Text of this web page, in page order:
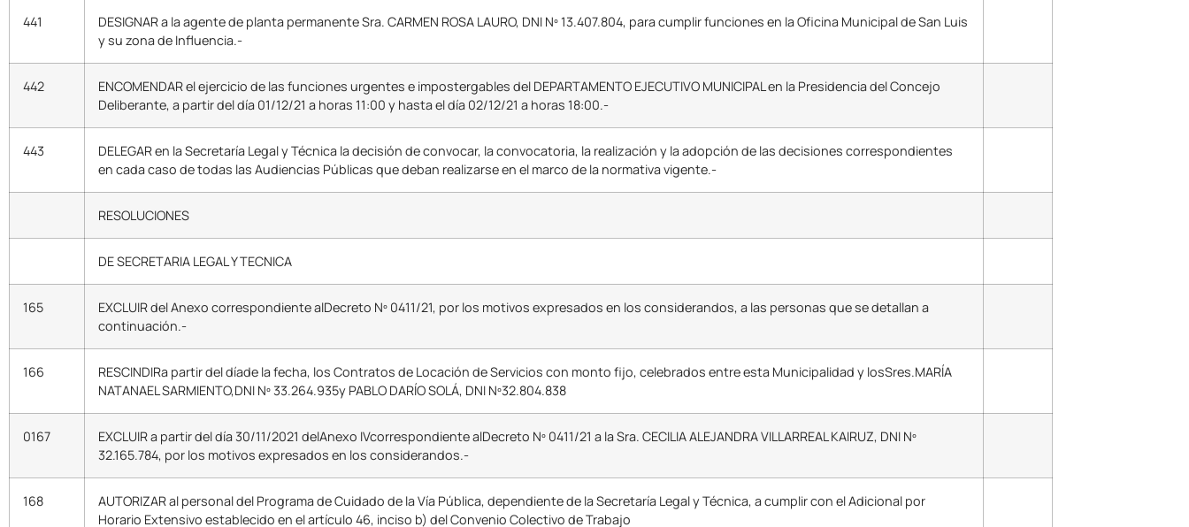
441
DESIGNAR a la agente de planta permanente Sra. CARMEN ROSA LAURO, DNI Nº 13.407.804, para cumplir funciones en la Oficina Municipal de San Luis
y su zona de Influencia.-
442
ENCOMENDAR el ejercicio de las funciones urgentes e impostergables del DEPARTAMENTO EJECUTIVO MUNICIPAL en la Presidencia del Concejo
Deliberante, a partir del día 01/12/21 a horas 11:00 y hasta el día 02/12/21 a horas 18:00.-
443
DELEGAR en la Secretaría Legal y Técnica la decisión de convocar, la convocatoria, la realización y la adopción de las decisiones correspondientes
en cada caso de todas las Audiencias Públicas que deban realizarse en el marco de la normativa vigente.-
RESOLUCIONES
DE SECRETARIA LEGAL Y TECNICA
165
EXCLUIR del Anexo correspondiente alDecreto Nº 0411/21, por los motivos expresados en los considerandos, a las personas que se detallan a
continuación.-
166
RESCINDIRa partir del díade la fecha, los Contratos de Locación de Servicios con monto fijo, celebrados entre esta Municipalidad y losSres.MARÍA
NATANAEL SARMIENTO,DNI Nº 33.264.935y PABLO DARÍO SOLÁ, DNI Nº32.804.838
0167
EXCLUIR a partir del día 30/11/2021 delAnexo IVcorrespondiente alDecreto Nº 0411/21 a la Sra. CECILIA ALEJANDRA VILLARREAL KAIRUZ, DNI Nº
32.165.784, por los motivos expresados en los considerandos.-
168
AUTORIZAR al personal del Programa de Cuidado de la Vía Pública, dependiente de la Secretaría Legal y Técnica, a cumplir con el Adicional por
Horario Extensivo establecido en el artículo 46, inciso b) del Convenio Colectivo de Trabajo